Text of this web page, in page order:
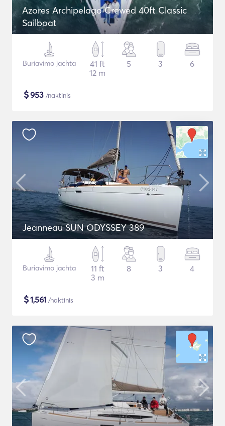
Azores Archipelago Crewed 40ft Classic
Sailboat
Buriavimo jachta
41 ft
12 m
5 3 6
$953 /naktinis
Jeanneau SUN ODYSSEY 389
Buriavimo jachta
11 ft
3 m
8 3 4
$1,561 /naktinis